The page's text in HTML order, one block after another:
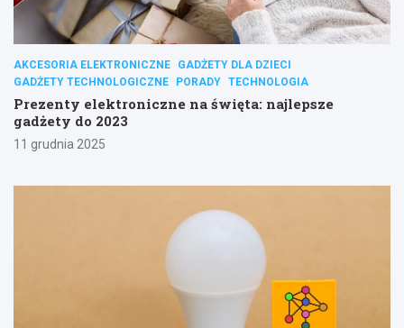
AKCESORIA ELEKTRONICZNE
GADŻETY DLA DZIECI
GADŻETY TECHNOLOGICZNE
PORADY TECHNOLOGIA
Prezenty elektroniczne na święta: najlepsze
gadżety do 2023
11 grudnia 2025